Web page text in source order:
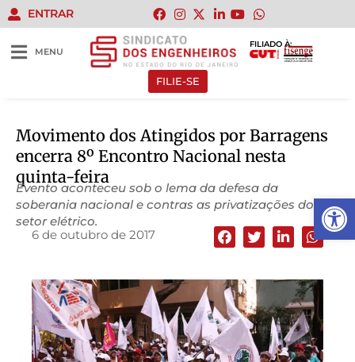
Abrir
ENTRAR
MENU
FILIADO À:
FILIE-SE
Movimento dos Atingidos por Barragens
encerra 8º Encontro Nacional nesta
quinta-feira
Evento aconteceu sob o lema da defesa da
soberania nacional e contras as privatizações do
setor elétrico.
6 de outubro de 2017